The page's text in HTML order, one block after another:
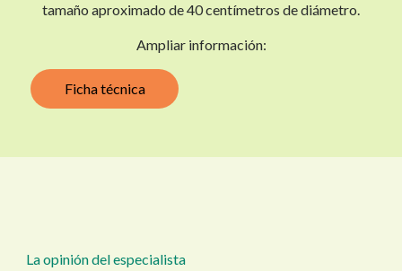
tamaño aproximado de 40 centímetros de diámetro.
Ampliar información:
Ficha técnica
La opinión del especialista